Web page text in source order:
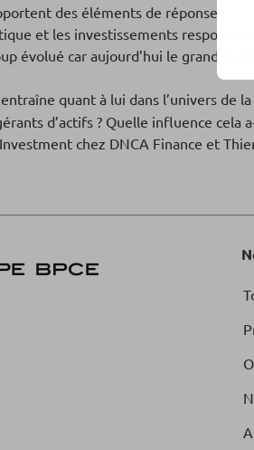
des éléments de réponse.
et les investissements
évolué car aujourd’hui le grand
quant à lui dans l’univers de
d’actifs ? Quelle influence cela
chez DNCA Finance et